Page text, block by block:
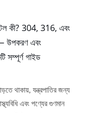
কী? 304, 316, এবং
উপকরণ এবং
সম্পূর্ণ গাইড
থাকায়, যন্ত্রপাতির জন্য
এবং পণ্যের গুণমান